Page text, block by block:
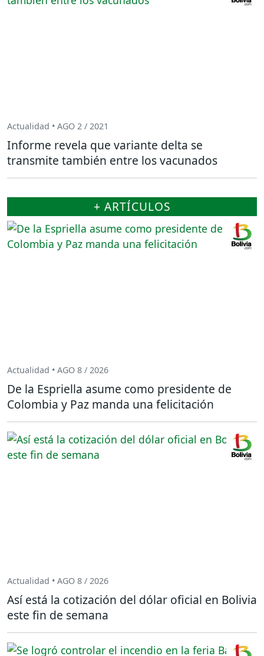
Actualidad • AGO 2 / 2021
Informe revela que variante delta se
transmite también entre los vacunados
+ ARTÍCULOS
Actualidad • AGO 8 / 2026
De la Espriella asume como presidente de
Colombia y Paz manda una felicitación
Actualidad • AGO 8 / 2026
Así está la cotización del dólar oficial en Bolivia
este fin de semana